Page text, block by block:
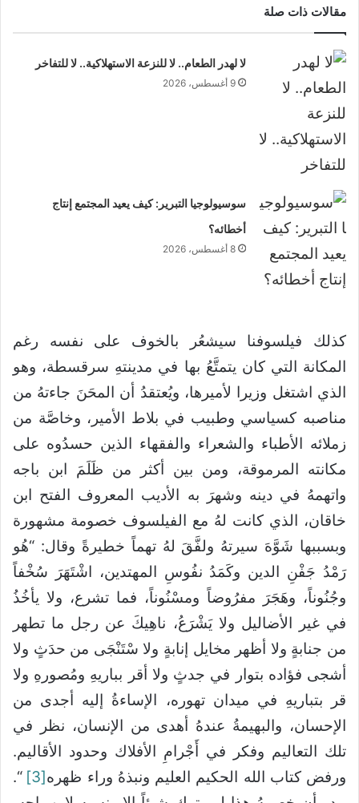
مقالات ذات صلة
لا لهدر الطعام.. لا للنزعة الاستهلاكية.. لا للتفاخر
9 أغسطس، 2026
سوسيولوجيا التبرير: كيف يعيد المجتمع إنتاج
أخطائه؟
8 أغسطس، 2026
كذلك فيلسوفنا سيشعُر بالخوف على نفسه رغم
المكانة التي كان يتمتَّعُ بها في مدينتهِ سرقسطة، وهو
الذي اشتغل وزيرا لأميرها، ويُعتقدُ أن المحَنَ جاءتهُ من
مناصبه كسياسي وطبيب في بلاط الأمير، وخاصَّة من
زملائه الأطباء والشعراء والفقهاء الذين حسدُوه على
مكانته المرموقة، ومن بين أكثر من ظَلَمَ ابن باجه
واتهمهُ في دينه وشهرَ به الأديب المعروف الفتح ابن
خاقان، الذي كانت لهُ مع الفيلسوف خصومة مشهورة
وبسببها شَوَّهَ سيرتهُ ولفَّقَ لهُ تهماً خطيرةً وقال: “هُو
رَمْدُ جَفْنِ الدين وكَمَدُ نفُوسِ المهتدين، اشْتَهَرَ سُخْفاً
وجُنُوناً، وهَجَرَ مفرُوضاً ومسْنُوناً، فما تشرع، ولا يأخُذُ
في غير الأضاليل ولا يَشْرَعُ، ناهِيكَ عن رجل ما تطهر
من جنابةٍ ولا أظهر مخايل إنابةٍ ولا سْتَنْجَى من حدَثٍ ولا
أشجى فؤاده بتوار في جدثٍ ولا أقر بباريهِ ومُصورهِ ولا
قر بتباريهِ في ميدان تهوره، الإساءةُ إليه أجدى من
الإحسان، والبهيمةُ عندهُ أهدى من الإنسان، نظر في
تلك التعاليم وفكر في أَجْرامِ الأفلاك وحدود الأقاليم.
ورفض كتاب الله الحكيم العليم ونبذهُ وراء ظهره[3]
“.